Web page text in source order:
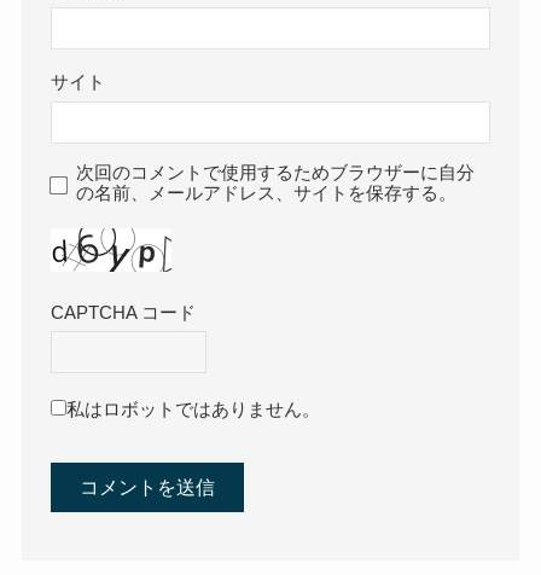
サイト
次回のコメントで使用するためブラウザーに自分
の名前、メールアドレス、サイトを保存する。
CAPTCHA コード
私はロボットではありません。